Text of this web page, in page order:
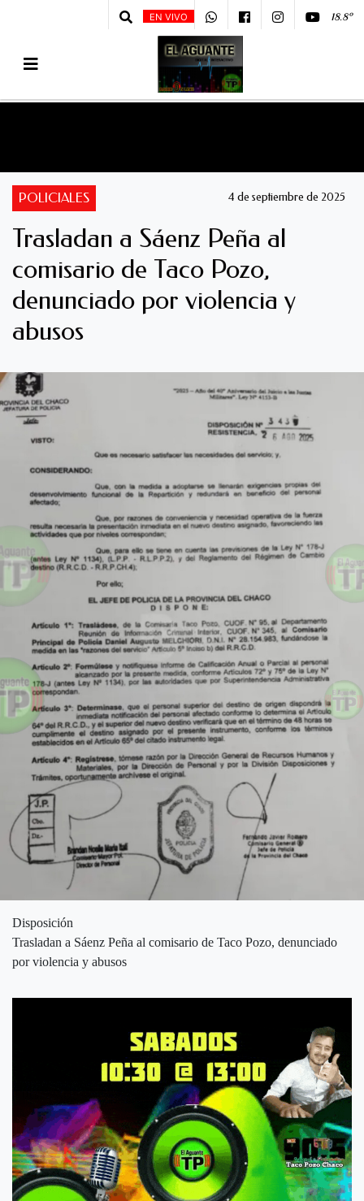
EN VIVO 18.8º
POLICIALES 4 de septiembre de 2025
Trasladan a Sáenz Peña al
comisario de Taco Pozo,
denunciado por violencia y
abusos
Disposición
Trasladan a Sáenz Peña al comisario de Taco Pozo, denunciado
por violencia y abusos